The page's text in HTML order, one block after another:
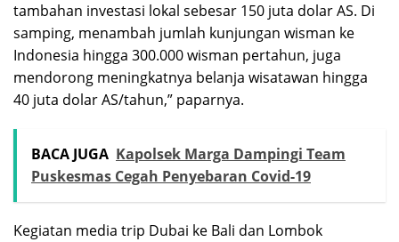
tambahan investasi lokal sebesar 150 juta dolar AS. Di
samping, menambah jumlah kunjungan wisman ke
Indonesia hingga 300.000 wisman pertahun, juga
mendorong meningkatnya belanja wisatawan hingga
40 juta dolar AS/tahun,” paparnya.
BACA JUGA Kapolsek Marga Dampingi Team
Puskesmas Cegah Penyebaran Covid-19
Kegiatan media trip Dubai ke Bali dan Lombok